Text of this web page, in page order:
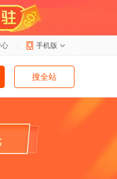
手机版
搜全站